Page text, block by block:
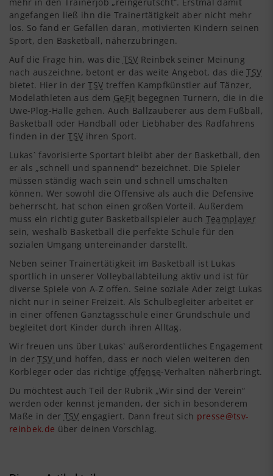
angefangen ließ ihn die Trainertätigkeit aber nicht mehr
los. So fand er Gefallen daran, motivierten Kindern seinen
Sport, den Basketball, näherzubringen.
Auf die Frage hin, was die TSV Reinbek seiner Meinung
nach auszeichne, betont er das weite Angebot, das dieTSV
bietet. Hier in derTSV treffen Kampfkünstler auf Tänzer,
Modelathleten aus dem GeFit begegnen Turnern, die in die
Uwe-Plog-Halle gehen. Auch Ballzauberer aus dem Fußball,
Basketball oder Handball oder Liebhaber des Radfahrens
finden in derTSV ihren Sport.
Lukas` favorisierte Sportart bleibt aber der Basketball, den
er als „schnell und spannend“ bezeichnet. Die Spieler
müssen ständig wach sein und schnell umschalten
können. Wer sowohl die Offensive als auch die Defensive
beherrscht, hat schon einen großen Vorteil. Außerdem
muss ein richtig guter Basketballspieler auch Teamplayer
sein, weshalb Basketball die perfekte Schule für den
sozialen Umgang untereinander darstellt.
Neben seiner Trainertätigkeit im Basketball ist Lukas
sportlich in unserer Volleyballabteilung aktiv und ist für
diverse Spiele von A-Z offen. Seine soziale Ader zeigt Lukas
nicht nur in seiner Freizeit. Als Schulbegleiter arbeitet er
in einer offenen Ganztagsschule einer Grundschule und
begleitet dort Kinder durch ihren Alltag.
Wir freuen uns über Lukas` außerordentliches Engagement
in derTSV und hoffen, dass er noch vielen weiteren den
Korbleger oder das richtige offense-Verhalten näherbringt.
Du möchtest auch Teil der Rubrik „Wir sind der Verein“
werden oder kennst jemanden, der sich in besonderem
Maße in der TSV engagiert. Dann freut sich presse@tsv-
reinbek.de über deinen Vorschlag.